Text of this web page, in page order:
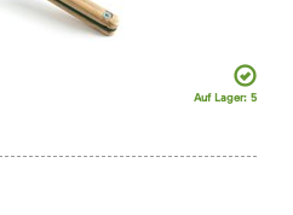
Auf Lager: 5